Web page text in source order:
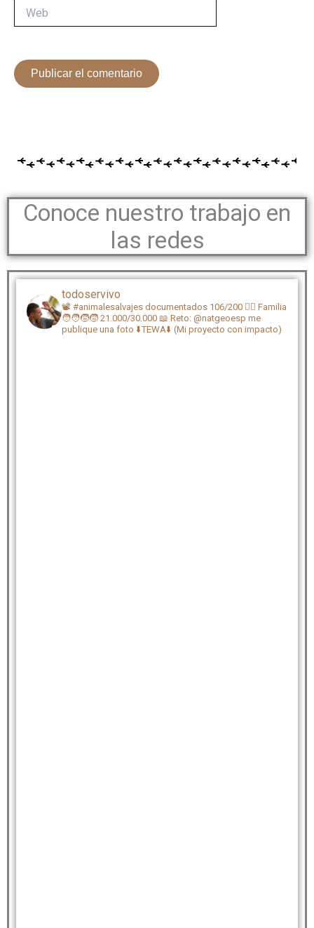
Conoce nuestro trabajo en
las redes
todoservivo
📽️ #animalesalvajes documentados 106/200 🏴‍☠️ Familia
🧑‍🧑‍🧒‍🧒 21.000/30.000 📖 Reto: @natgeoesp me
publique una foto ⬇️TEWA⬇️ (Mi proyecto con impacto)